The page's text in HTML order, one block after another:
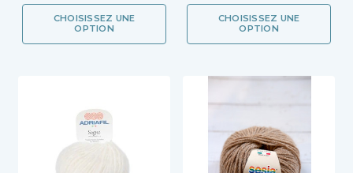
CHOISISSEZ UNE
OPTION
CHOISISSEZ UNE
OPTION